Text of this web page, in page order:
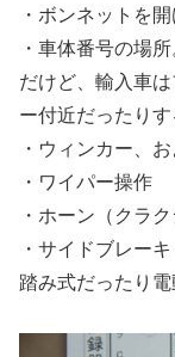
・ボンネットを
・車体番号の場
だけど、輸入車
ー付近だったり
・ウィンカー、
・ワイパー操作
・ホーン（クラ
・サイドブレー
踏み式だったり